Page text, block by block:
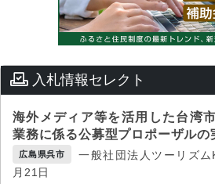
入札情報セレクト
海外メディア等を活用した台湾
業務に係る公募型プロポーザルの
広島県呉市
一般社団法人ツーリズ
月21日